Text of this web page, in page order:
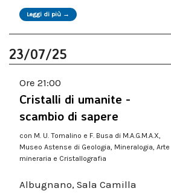
Leggi di più →
23/07/25
Ore 21:00
Cristalli di umanite -
scambio di sapere
con M. U. Tomalino e F. Busa di M.A.G.M.A.X,
Museo Astense di Geologia, Mineralogia, Arte
mineraria e Cristallografia
Albugnano, Sala Camilla